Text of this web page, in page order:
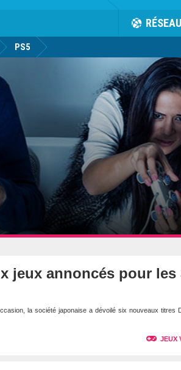
RÉSEAU
PS5
jeux annoncés pour les
la société japonaise a dévoilé six nouveaux titres
JEUX